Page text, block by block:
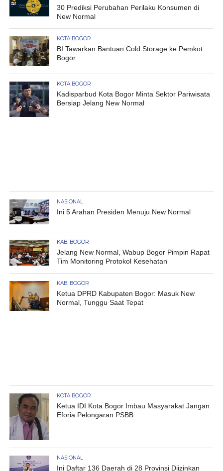
30 Prediksi Perubahan Perilaku Konsumen di
New Normal
KOTA BOGOR
BI Tawarkan Bantuan Cold Storage ke Pemkot
Bogor
KOTA BOGOR
Kadisparbud Kota Bogor Minta Sektor Pariwisata
Bersiap Jelang New Normal
NASIONAL
Ini 5 Arahan Presiden Menuju New Normal
KAB. BOGOR
Jelang New Normal, Wabup Bogor Pimpin Rapat
Tim Monitoring Protokol Kesehatan
KAB. BOGOR
Ketua DPRD Kabupaten Bogor: Masuk New
Normal, Tunggu Saat Tepat
KOTA BOGOR
Ketua IDI Kota Bogor Imbau Masyarakat Jangan
Eforia Pelongaran PSBB
NASIONAL
Ini Daftar 136 Daerah di 28 Provinsi Diizinkan